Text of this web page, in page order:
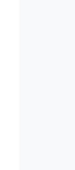
ограниченного